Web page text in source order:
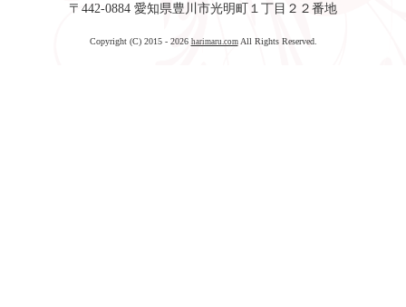
〒442-0884 愛知県豊川市光明町１丁目２２番地
Copyright (C) 2015 - 2026 harimaru.comAll Rights Reserved.